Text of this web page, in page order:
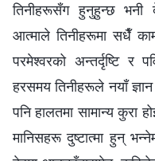
तिनीहरूसँग हुनुहुन्छ भनी
आत्माले तिनीहरूमा सधैँ
परमेश्‍वरको अन्तर्दृष्टि र
हरसमय तिनीहरूले नयाँ
पनि हालतमा सामान्य कुरा
मानिसहरू दुष्टात्मा हुन्